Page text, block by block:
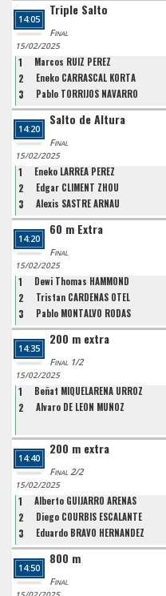
14:05
Triple Salto
Final
15/02/2025
1 Marcos RUIZ PEREZ
2 Eneko CARRASCAL KORTA
3 Pablo TORRIJOS NAVARRO
14:20
Salto de Altura
Final
15/02/2025
1 Eneko LARREA PEREZ
2 Edgar CLIMENT ZHOU
3 Alexis SASTRE ARNAU
14:20
60 m Extra
Final
15/02/2025
1 Dewi Thomas HAMMOND
2 Tristan CARDENAS OTEL
3 Pablo MONTALVO RODAS
14:35
200 m extra
Final 1/2
15/02/2025
1 Beñat MIQUELARENA URROZ
2 Alvaro DE LEON MUÑOZ
14:40
200 m extra
Final 2/2
15/02/2025
1 Alberto GUIJARRO ARENAS
2 Diego COURBIS ESCALANTE
3 Eduardo BRAVO HERNANDEZ
14:50
800 m
Final